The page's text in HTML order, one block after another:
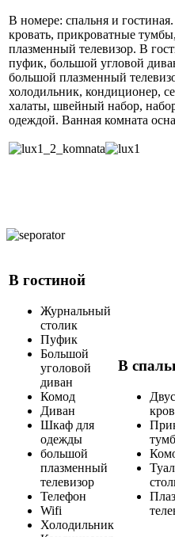
В номере: спальня и
кровать, прикроватные
плазменный телевизор. В
пуфик, большой угловой
большой плазменный
холодильник, кондиционер,
халаты, швейный набор,
одеждой. Ванная комната
В гостиной
Журнальный
столик
Пуфик
Большой
уголовой
диван
Комод
Диван
Шкаф для
одежды
большой
плазменный
телевизор
Телефон
Wifi
Холодильник
В